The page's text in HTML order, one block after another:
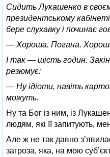
Сидить Лукашенко в
президентському
бере слухавку і починає
— Хороша. Погана.
І так — шість годин.
резюмує:
— Ну ідіоти, навіть
можуть.
Ну та Бог із ним, із
людям, які її запитують,
Але ж не так давно
загроза, яка, на мою